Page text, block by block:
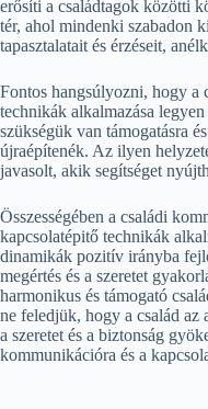
erősíti a családtagok közötti
tér, ahol mindenki szabadon
tapasztalatait és érzéseit,
Fontos hangsúlyozni, hogy a
technikák alkalmazása
szükségük van támogatásra
újraépítenék. Az ilyen
javasolt, akik segítséget
Összességében a családi
kapcsolatépitő technikák
dinamikák pozitív irányba
megértés és a szeretet
harmonikus és támogató
ne feledjük, hogy a család az
a szeretet és a biztonság
kommunikációra és a